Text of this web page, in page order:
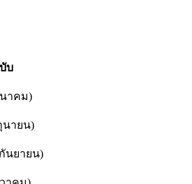
บ
าคม)
ายน)
ยายน)